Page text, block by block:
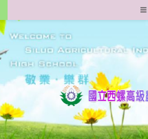
轉
至
要
容